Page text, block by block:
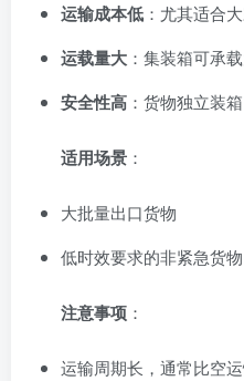
运输成本低 ：尤其适合大
运载量大 ：集装箱可承
安全性高 ：货物独立装
适用场景 ：
大批量出口货物
低时效要求的非紧急货物
注意事项 ：
运输周期长，通常比空